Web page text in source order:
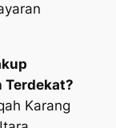
Terdekat?
Karang